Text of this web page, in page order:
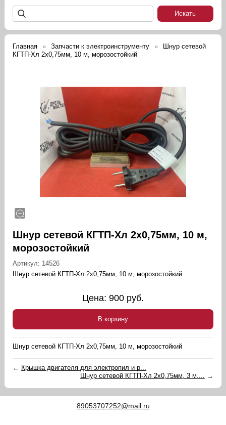
Главная Запчасти к электроинструменту
Шнур сетевой
КГТП-Хл 2х0,75мм, 10 м, морозостойкий
Шнур сетевой КГТП-Хл 2х0,75мм, 10 м,
морозостойкий
Артикул: 14526
Шнур сетевой КГТП-Хл 2х0,75мм, 10 м, морозостойкий
Цена: 900 руб.
В корзину
Шнур сетевой КГТП-Хл 2х0,75мм, 10 м, морозостойкий
← Крышка двигателя для электропил и р...
Шнур сетевой КГТП-Хл 2х0,75мм, 3 м,... →
89053707252@mail.ru